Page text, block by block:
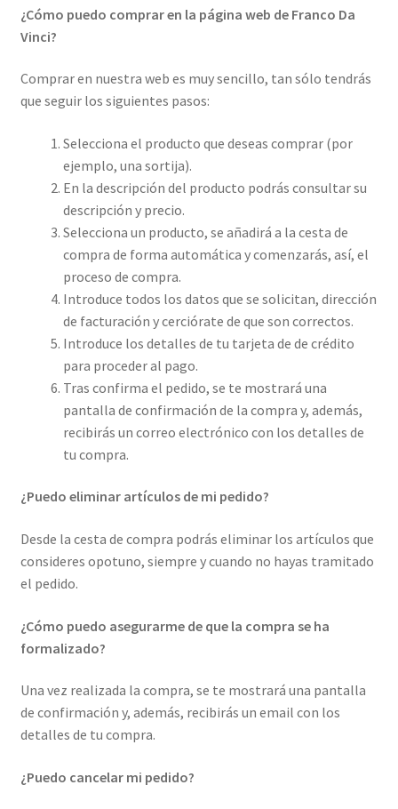
¿Cómo puedo comprar en la página web de Franco Da
Vinci?
Comprar en nuestra web es muy sencillo, tan sólo tendrás
que seguir los siguientes pasos:
Selecciona el producto que deseas comprar (por
ejemplo, una sortija).
En la descripción del producto podrás consultar su
descripción y precio.
Selecciona un producto, se añadirá a la cesta de
compra de forma automática y comenzarás, así, el
proceso de compra.
Introduce todos los datos que se solicitan, dirección
de facturación y cerciórate de que son correctos.
Introduce los detalles de tu tarjeta de de crédito
para proceder al pago.
Tras confirma el pedido, se te mostrará una
pantalla de confirmación de la compra y, además,
recibirás un correo electrónico con los detalles de
tu compra.
¿Puedo eliminar artículos de mi pedido?
Desde la cesta de compra podrás eliminar los artículos que
consideres opotuno, siempre y cuando no hayas tramitado
el pedido.
¿Cómo puedo asegurarme de que la compra se ha
formalizado?
Una vez realizada la compra, se te mostrará una pantalla
de confirmación y, además, recibirás un email con los
detalles de tu compra.
¿Puedo cancelar mi pedido?